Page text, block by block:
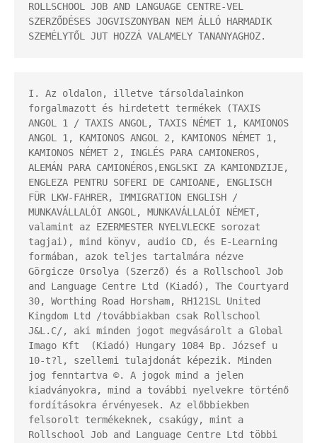
ROLLSCHOOL JOB AND LANGUAGE CENTRE-VEL
SZERZŐDÉSES JOGVISZONYBAN NEM ÁLLÓ HARMADIK
SZEMÉLYTŐL JUT HOZZÁ VALAMELY TANANYAGHOZ.
I. Az oldalon, illetve társoldalainkon
forgalmazott és hirdetett termékek (TAXIS
ANGOL 1 / TAXIS ANGOL, TAXIS NÉMET 1, KAMIONOS
ANGOL 1, KAMIONOS ANGOL 2, KAMIONOS NÉMET 1,
KAMIONOS NÉMET 2, INGLÉS PARA CAMIONEROS,
ALEMÁN PARA CAMIONÉROS,ENGLSKI ZA KAMIONDZIJE,
ENGLEZA PENTRU SOFERI DE CAMIOANE, ENGLISCH
FÜR LKW-FAHRER, IMMIGRATION ENGLISH /
MUNKAVÁLLALÓI ANGOL, MUNKAVÁLLALÓI NÉMET,
valamint az EZERMESTER NYELVLECKE sorozat
tagjai), mind könyv, audio CD, és E-Learning
formában, azok teljes tartalmára nézve
Görgicze Orsolya (Szerző) és a Rollschool Job
and Language Centre Ltd (Kiadó), The Courtyard
30, Worthing Road Horsham, RH121SL United
Kingdom Ltd /továbbiakban csak Rollschool
J&L.C/, aki minden jogot megvásárolt a Global
Imago Kft  (Kiadó) Hungary 1084 Bp. József u
10-t?l, szellemi tulajdonát képezik. Minden
jog fenntartva ©. A jogok mind a jelen
kiadványokra, mind a további nyelvekre történő
fordításokra érvényesek. Az előbbiekben
felsorolt termékeknek, csakúgy, mint a
Rollschool Job and Language Centre Ltd többi